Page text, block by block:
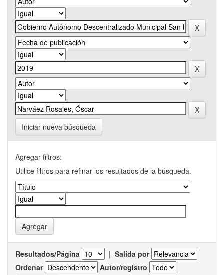
Iniciar nueva búsqueda
Agregar filtros:
Utilice filtros para refinar los resultados de la búsqueda.
Resultados/Página | Salida por
Ordenar
Autor/registro